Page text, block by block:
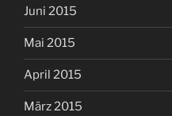
Juni 2015
Mai 2015
April 2015
März 2015